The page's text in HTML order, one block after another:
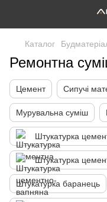
Каталог
Ремонтна
Цемент Сипучі
Мурувальна суміш
Штукатурка
Штукатурка
Штукатурка баранець